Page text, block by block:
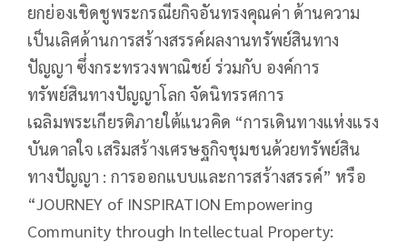
ยกย่องเชิดชูพระกรณียกิจอันทรงคุณค่า ด้านความ
เป็นเลิศด้านการสร้างสรรค์ผลงานทรัพย์สินทาง
ปัญญา ซึ่งกระทรวงพาณิชย์ ร่วมกับ องค์การ
ทรัพย์สินทางปัญญาโลก จัดนิทรรศการ
เฉลิมพระเกียรติภายใต้แนวคิด “การเดินทางแห่งแรง
บันดาลใจ เสริมสร้างเศรษฐกิจชุมชนด้วยทรัพย์สิน
ทางปัญญา : การออกแบบและการสร้างสรรค์” หรือ
“JOURNEY of INSPIRATION Empowering
Community through Intellectual Property: